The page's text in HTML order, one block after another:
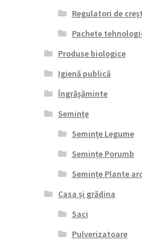
Regulatori de
Pachete
Produse biologice
Igienă publică
Îngrășăminte
Semințe
Semințe Legume
Semințe Porumb
Semințe Plante
Casa și grădina
Saci
Pulverizatoare